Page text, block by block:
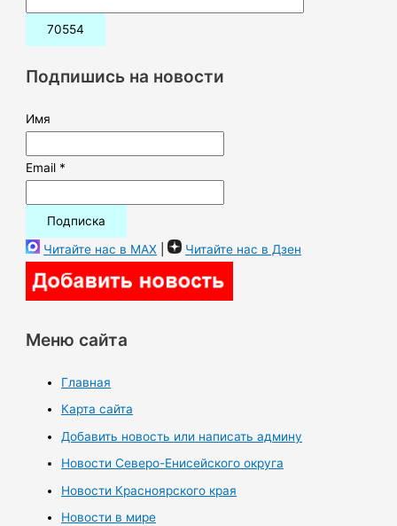
и
:Подпишись на новости
Имя
Email *
Читайте нас в MAX | Читайте нас в Дзен
Меню сайта
Главная
Карта сайта
Добавить новость или написать админу
Новости Северо-Енисейского округа
Новости Красноярского края
Новости в мире